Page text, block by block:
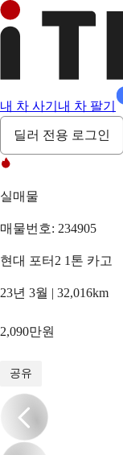
내 차 사기 내 차 팔기
딜러 전용 로그인
실매물
매물번호: 234905
현대 포터2 1톤 카고
23년 3월 | 32,016km
2,090만원
공유
/20